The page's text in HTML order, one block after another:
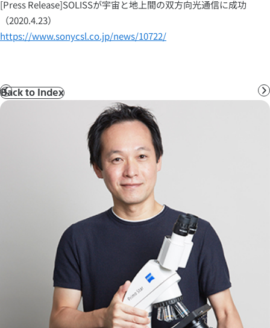
[Press Release]SOLISSが宇宙と地上間の双方向光通信に成功
（2020.4.23）
https://www.sonycsl.co.jp/news/10722/
前
へ
Back to Index